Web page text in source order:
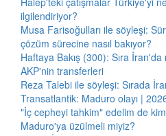
ilgilendiriyor?
Musa Farisoğulları ile söyleşi:
çözüm sürecine nasıl bakıyor?
Haftaya Bakış (300): Sıra
AKP'nin transferleri
Reza Talebi ile söyleşi: Sırada
Transatlantik: Maduro olayı |
"İç cepheyi tahkim" edelim de
Maduro'ya üzülmeli miyiz?